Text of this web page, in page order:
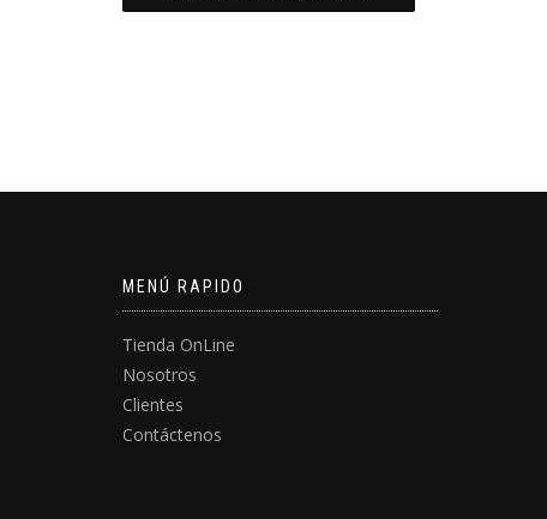
MENÚ RAPIDO
Tienda OnLine
Nosotros
Clientes
Contáctenos